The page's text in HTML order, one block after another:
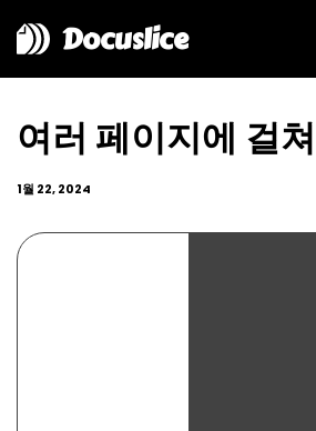
Docuslice
여러 페이지에 걸
1월 22, 2024